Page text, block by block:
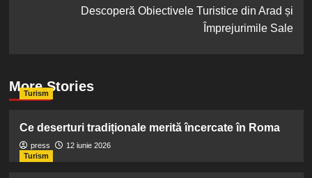
Descoperă Obiectivele Turistice din Arad și
Împrejurimile Sale
More Stories
Turism
Ce deserturi tradiționale merită încercate în Roma
press
12 iunie 2026
Turism